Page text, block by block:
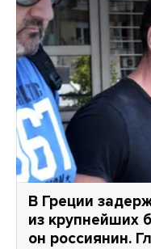
В Греции
из крупнейших
он россиянин.